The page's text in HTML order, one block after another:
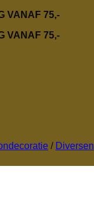
VANAF 75,-
VANAF 75,-
/ Diversen